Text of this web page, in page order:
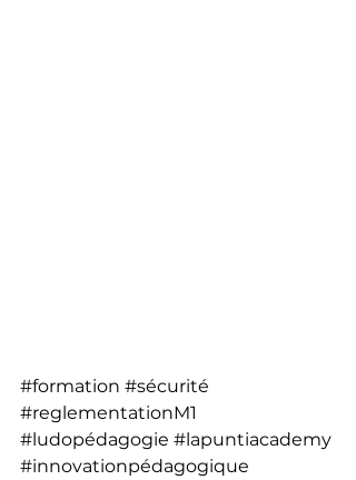
#formation #sécurité
#reglementationM1
#ludopédagogie #lapuntiacademy
#innovationpédagogique